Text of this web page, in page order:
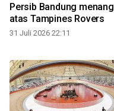
Persib Bandung menang
atas Tampines Rovers
31 Juli 2026 22:11